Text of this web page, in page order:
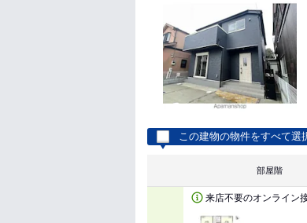
この建物の物件をすべて選
部屋階
来店不要のオンライン